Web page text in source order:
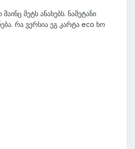
მეტს ანახებს. ნამეტანი
რა ვერსია ეგ კარტა eco ხო